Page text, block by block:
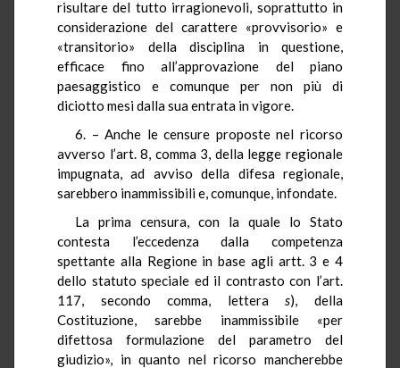
risultare del tutto irragionevoli, soprattutto in
considerazione del carattere «provvisorio» e
«transitorio» della disciplina in questione,
efficace fino all’approvazione del piano
paesaggistico e comunque per non più di
diciotto mesi dalla sua entrata in vigore.
6. – Anche le censure proposte nel ricorso
avverso l’art. 8, comma 3, della legge regionale
impugnata, ad avviso della difesa regionale,
sarebbero inammissibili e, comunque, infondate.
La prima censura, con la quale lo Stato
contesta l’eccedenza dalla competenza
spettante alla Regione in base agli artt. 3 e 4
dello statuto speciale ed il contrasto con l’art.
117, secondo comma, letteras), della
Costituzione, sarebbe inammissibile «per
difettosa formulazione del parametro del
giudizio», in quanto nel ricorso mancherebbe